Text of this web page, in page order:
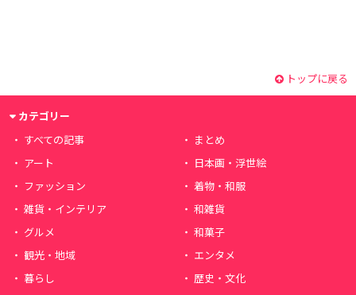
トップに戻る
カテゴリー
すべての記事
まとめ
アート
日本画・浮世絵
ファッション
着物・和服
雑貨・インテリア
和雑貨
グルメ
和菓子
観光・地域
エンタメ
暮らし
歴史・文化